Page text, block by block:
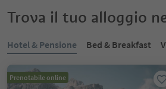
Trova il tuo alloggio
Hotel & Pensione Bed & Breakfast
Prenotabile online